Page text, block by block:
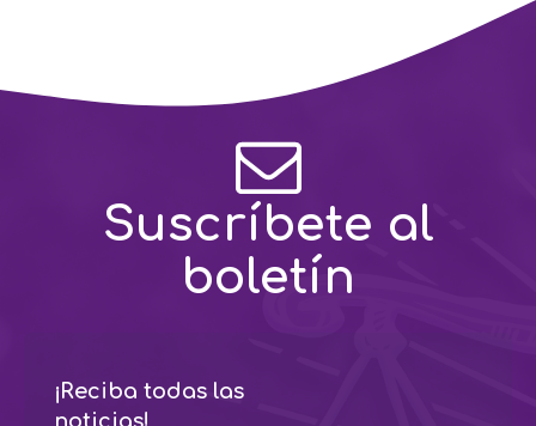
Suscríbete al
boletín
¡Reciba todas las